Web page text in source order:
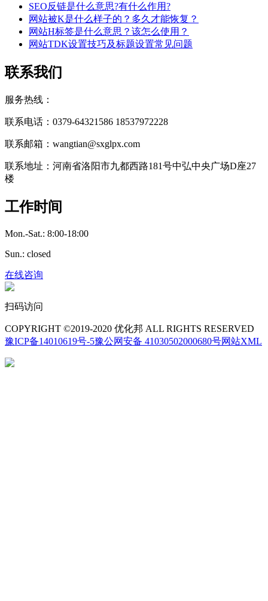
SEO反链是什么意思?有什么作用?
网站被K是什么样子的？多久才能恢复？
网站H标签是什么意思？该怎么使用？
网站TDK设置技巧及标题设置常见问题
联系我们
服务热线：
联系电话：0379-64321586 18537972228
联系邮箱：wangtian@sxglpx.com
联系地址：河南省洛阳市九都西路181号中弘中央广场D座27
楼
工作时间
Mon.-Sat.: 8:00-18:00
Sun.: closed
在线咨询
扫码访问
COPYRIGHT ©2019-2020 优化邦 ALL RIGHTS RESERVED
豫ICP备14010619号-5豫公网安备 41030502000680号网站XML